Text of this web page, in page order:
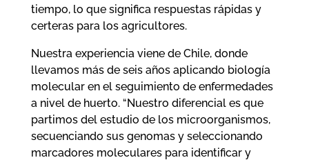
tiempo, lo que significa respuestas rápidas y
certeras para los agricultores.
Nuestra experiencia viene de Chile, donde
llevamos más de seis años aplicando biología
molecular en el seguimiento de enfermedades
a nivel de huerto. “Nuestro diferencial es que
partimos del estudio de los microorganismos,
secuenciando sus genomas y seleccionando
marcadores moleculares para identificar y